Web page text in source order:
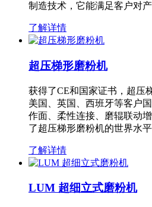
制造技术，它能满足客户对
了解详情
超压梯形磨粉机
获得了CE和国家证书，超压
美国、英国、西班牙等客户
作面、柔性连接、磨辊联动
了超压梯形磨粉机的世界水
了解详情
LUM 超细立式磨粉机